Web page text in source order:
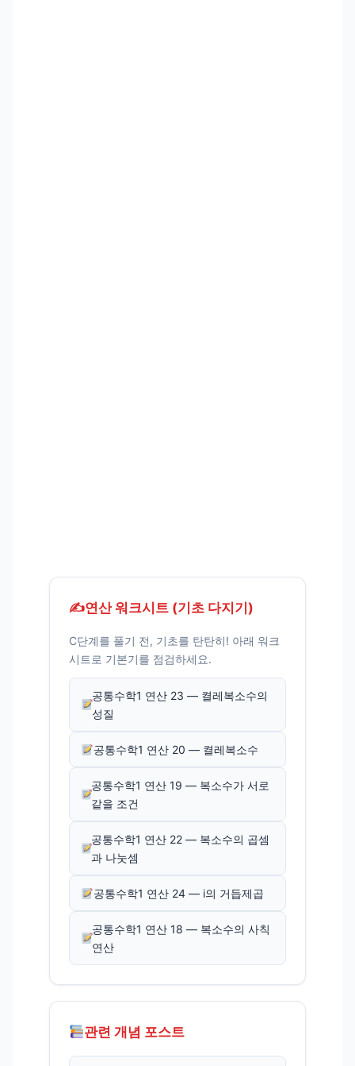
✍️연산 워크시트 (기초 다지기)
C단계를 풀기 전, 기초를 탄탄히! 아래 워크
시트로 기본기를 점검하세요.
공통수학1 연산 23 — 켤레복소수의
성질
공통수학1 연산 20 — 켤레복소수
공통수학1 연산 19 — 복소수가 서로
같을 조건
공통수학1 연산 22 — 복소수의 곱셈
과 나눗셈
공통수학1 연산 24 — i의 거듭제곱
공통수학1 연산 18 — 복소수의 사칙
연산
관련 개념 포스트